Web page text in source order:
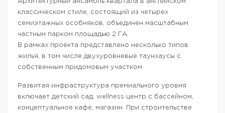
Архитектурный ансамбль квартала в английском
классическом стиле, состоящий из четырех
семиэтажных особняков, объединен масштабным
частным парком площадью 2 ГА.
В рамках проекта представлено несколько типов
жилья, в том числе двухуровневые таунхаусы с
собственным придомовым участком.
Развитая инфраструктура премиального уровня
включает детский сад, wellness центр с бассейном,
концептуальное кафе, магазин. При строительстве